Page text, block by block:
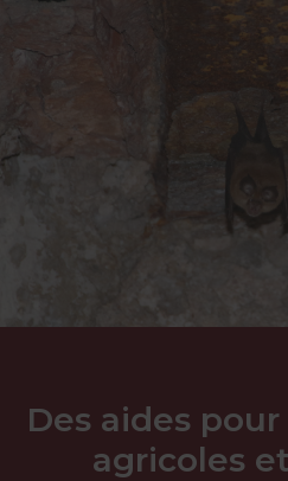
Des aides
agricoles